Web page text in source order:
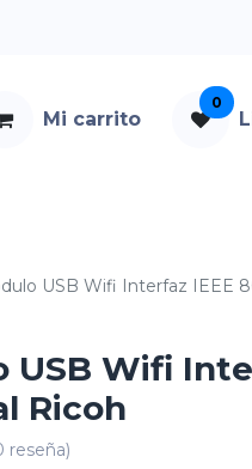
Mi carrito
0
USB Wifi Interfaz IEEE
USB Wifi
Ricoh
reseña)